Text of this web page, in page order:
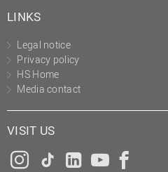
Transfer- und
Innovationsmanagement
LINKS
Legal notice
Privacy policy
HS Home
Media contact
VISIT US
Instagram
Tiktok
LinkedInYouTube